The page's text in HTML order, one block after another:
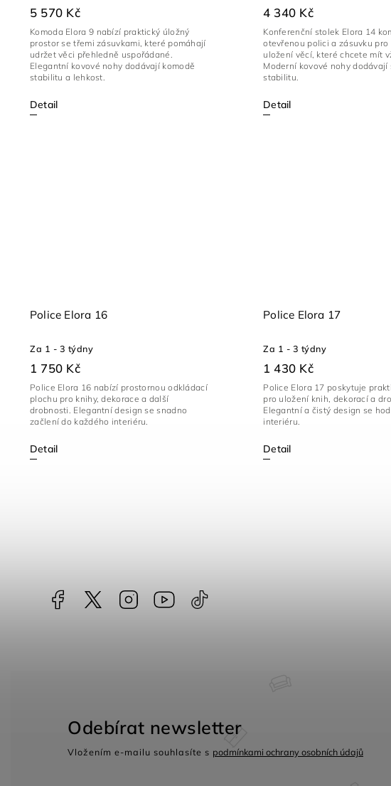
5 570 Kč
Detail
Komoda Elora 9 nabízí praktický úložný
prostor se třemi zásuvkami, které pomáhají
udržet věci přehledně uspořádané.
Elegantní kovové nohy dodávají komodě
stabilitu a lehkost.
4 340 Kč
Detail
Konferenční stolek Elora 14
otevřenou polici a zásuvku pro
uložení věcí, které chcete mít
Moderní kovové nohy dodávají
stabilitu.
Police Elora 16
Za 1 - 3 týdny
1 750 Kč
Detail
Police Elora 16 nabízí prostornou odkládací
plochu pro knihy, dekorace a další
drobnosti. Elegantní design se snadno
začlení do každého interiéru.
Police Elora 17
Za 1 - 3 týdny
1 430 Kč
Detail
Police Elora 17 poskytuje
pro uložení knih, dekorací a
Elegantní a čistý design se
interiéru.
Facebook NataliNabytek
InstagramYouTube
Odebírat newsletter
Vložením e-mailu souhlasíte s podmínkami ochrany osobních údajů